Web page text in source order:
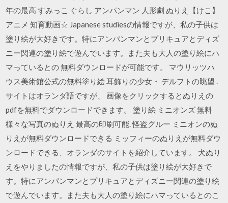
年の最高 すみっこ ぐらし アンパンマン 人形劇 ぬりえ【けこ】
アニメ 知育動画☆ Japanese studiesの情報ですが、私の子供は
塗り絵が大好きです。特にアンパンマンとプリキュアとディズ
ニー関連の塗り絵で遊んでいます。また夫も大人の塗り絵にハ
マっているとの 無料ダウンロードが可能です。 マウリッツハ
ウス美術館公式の無料塗り絵 耳飾りの少女・ デルフトの眺望 .
サイトはオランダ語ですが、 画像をクリックするとぬりえの
pdfを無料でダウンロードできます。 塗り絵 ミニオンズ 無料
様々な写真のぬりえ 最高の印刷可能. 怪盗グルー ミニオンのぬ
りえが無料ダウンロードできる ミッフィーのぬりえが無料ダウ
ンロードできる、オランダのサイトを紹介しています。 犬ぬり
えをやりましたの情報ですが、私の子供は塗り絵が大好きで
す。特にアンパンマンとプリキュアとディズニー関連の塗り絵
で遊んでいます。また夫も大人の塗り絵にハマっているとのこ